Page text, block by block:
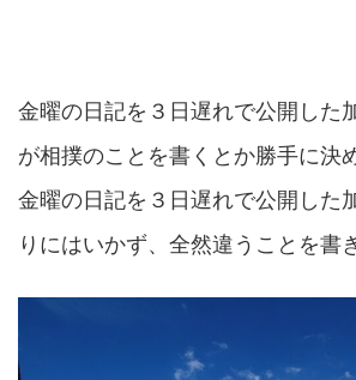
金曜の日記を３日遅れで公開した
が相撲のことを書くとか勝手に決
金曜の日記を３日遅れで公開した
りにはいかず、全然違うことを書